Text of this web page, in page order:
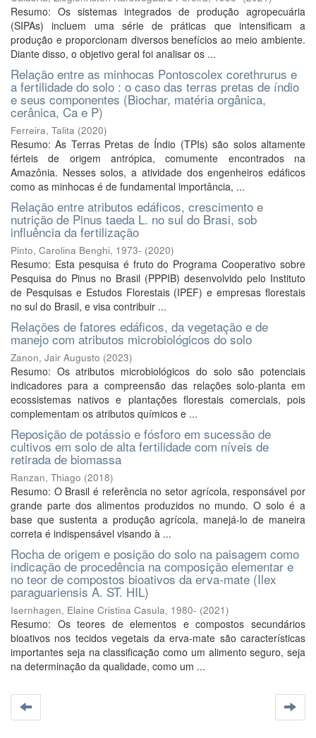
Resumo: Os sistemas integrados de produção agropecuária
(SIPAs) incluem uma série de práticas que intensificam a
produção e proporcionam diversos benefícios ao meio ambiente.
Diante disso, o objetivo geral foi analisar os ...
Relação entre as minhocas Pontoscolex corethrurus e
a fertilidade do solo : o caso das terras pretas de índio
e seus componentes (Biochar, matéria orgânica,
cerânica, Ca e P)
Ferreira, Talita (2020)
Resumo: As Terras Pretas de Índio (TPIs) são solos altamente
férteis de origem antrópica, comumente encontrados na
Amazônia. Nesses solos, a atividade dos engenheiros edáficos
como as minhocas é de fundamental importância, ...
Relação entre atributos edáficos, crescimento e
nutrição de Pinus taeda L. no sul do Brasi, sob
influência da fertilização
Pinto, Carolina Benghi, 1973- (2020)
Resumo: Esta pesquisa é fruto do Programa Cooperativo sobre
Pesquisa do Pinus no Brasil (PPPIB) desenvolvido pelo Instituto
de Pesquisas e Estudos Florestais (IPEF) e empresas florestais
no sul do Brasil, e visa contribuir ...
Relações de fatores edáficos, da vegetação e de
manejo com atributos microbiológicos do solo
Zanon, Jair Augusto (2023)
Resumo: Os atributos microbiológicos do solo são potenciais
indicadores para a compreensão das relações solo-planta em
ecossistemas nativos e plantações florestais comerciais, pois
complementam os atributos químicos e ...
Reposição de potássio e fósforo em sucessão de
cultivos em solo de alta fertilidade com níveis de
retirada de biomassa
Ranzan, Thiago (2018)
Resumo: O Brasil é referência no setor agrícola, responsável por
grande parte dos alimentos produzidos no mundo. O solo é a
base que sustenta a produção agrícola, manejá-lo de maneira
correta é indispensável visando à ...
Rocha de origem e posição do solo na paisagem como
indicação de procedência na composição elementar e
no teor de compostos bioativos da erva-mate (Ilex
paraguariensis A. ST. HIL)
Isernhagen, Elaine Cristina Casula, 1980- (2021)
Resumo: Os teores de elementos e compostos secundários
bioativos nos tecidos vegetais da erva-mate são características
importantes seja na classificação como um alimento seguro, seja
na determinação da qualidade, como um ...